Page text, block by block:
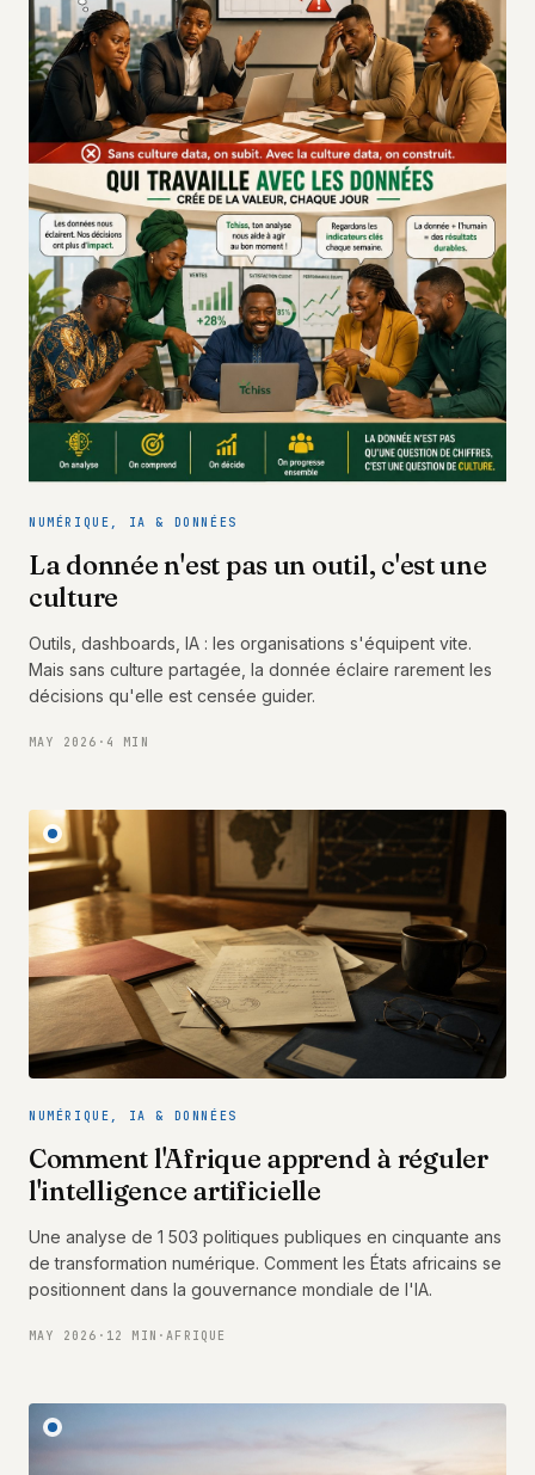
NUMÉRIQUE, IA & DONNÉES
La donnée n'est pas un outil, c'est une
culture
Outils, dashboards, IA : les organisations s'équipent vite.
Mais sans culture partagée, la donnée éclaire rarement les
décisions qu'elle est censée guider.
MAY 2026 · 4 MIN
NUMÉRIQUE, IA & DONNÉES
Comment l'Afrique apprend à réguler
l'intelligence artificielle
Une analyse de 1 503 politiques publiques en cinquante ans
de transformation numérique. Comment les États africains se
positionnent dans la gouvernance mondiale de l'IA.
MAY 2026 · 12 MIN · AFRIQUE